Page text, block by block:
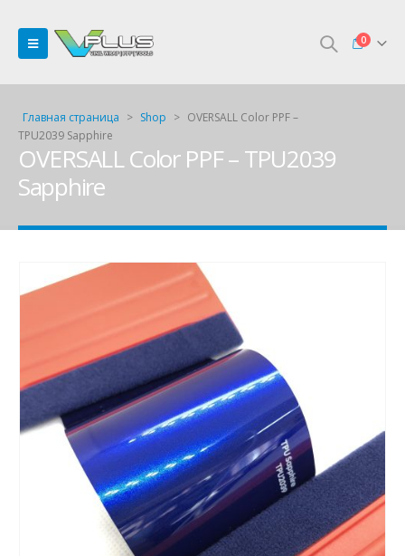
0
Главная страница > Shop > OVERSALL Color PPF –
TPU2039 Sapphire
OVERSALL Color PPF – TPU2039
Sapphire